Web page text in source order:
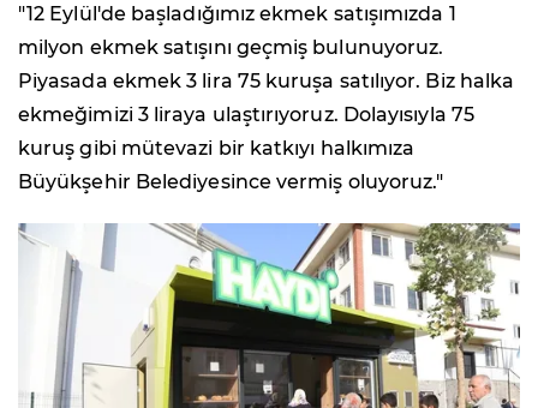
"12 Eylül'de başladığımız ekmek satışımızda 1
milyon ekmek satışını geçmiş bulunuyoruz.
Piyasada ekmek 3 lira 75 kuruşa satılıyor. Biz halka
ekmeğimizi 3 liraya ulaştırıyoruz. Dolayısıyla 75
kuruş gibi mütevazi bir katkıyı halkımıza
Büyükşehir Belediyesince vermiş oluyoruz."